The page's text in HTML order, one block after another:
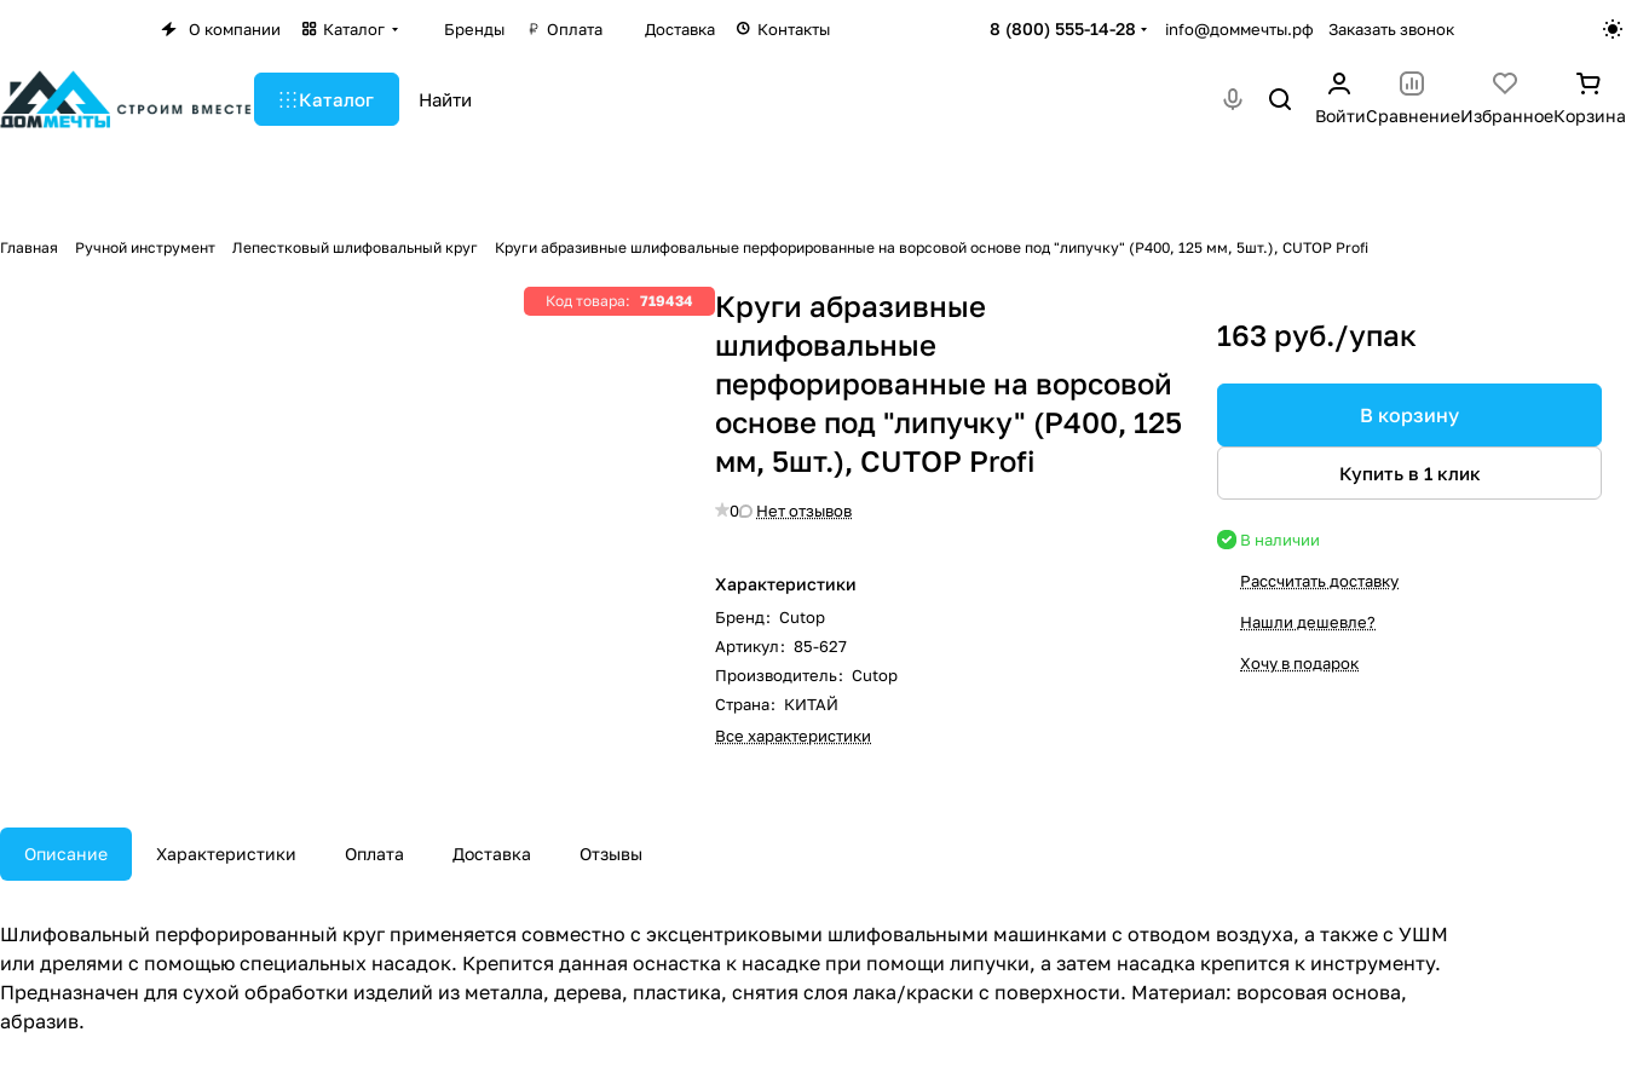
О компании Каталог Бренды Оплата Доставка Контакты 8 (800) 555-14-28 info@доммечты.рф Заказать звонок
Каталог
ВойтиСравнениеИзбранноеКорзина
Главная Ручной инструмент Лепестковый шлифовальный круг Круги абразивные шлифовальные перфорированные на ворсовой основе под "липучку" (Р400, 125 мм, 5шт.), CUTOP Profi
Код товара: 719434
Круги абразивные
шлифовальные
перфорированные на ворсовой
основе под "липучку" (Р400, 125
мм, 5шт.), CUTOP Profi
0 Нет отзывов
Характеристики
Бренд: Cutop
Артикул: 85-627
Производитель: Cutop
Страна: КИТАЙ
Все характеристики
163 руб./упак
В корзину
Купить в 1 клик
В наличии
Рассчитать доставку
Нашли дешевле?
Хочу в подарок
Описание Характеристики Оплата Доставка Отзывы
Шлифовальный перфорированный круг применяется совместно с эксцентриковыми шлифовальными машинками с отводом воздуха, а также с УШМ
или дрелями с помощью специальных насадок. Крепится данная оснастка к насадке при помощи липучки, а затем насадка крепится к инструменту.
Предназначен для сухой обработки изделий из металла, дерева, пластика, снятия слоя лака/краски с поверхности. Материал: ворсовая основа,
абразив.